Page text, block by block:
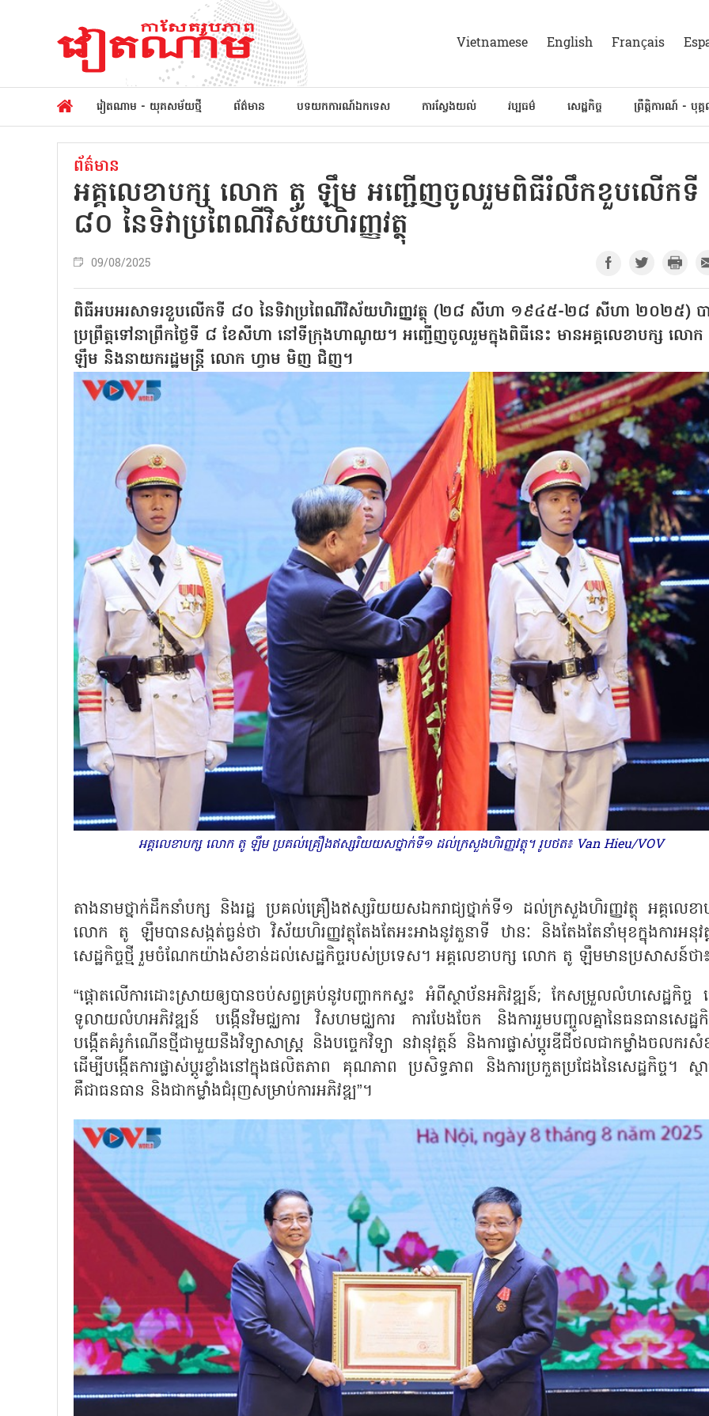
Vietnamese English Français
វៀតណាម - យុគសម័យថ្មី ព័ត៌មាន បទយកការណ៍ឯកទេស ការស្វែងយល់ វប្បធម៌ សេដ្ឋកិច្ច ព្រឹត្តិការណ៍ - បុគ្
ព័ត៌មាន
អគ្គលេខាបក្ស លោក តូ ឡឹម អញ្ជើញចូលរួមពិធីរំលឹកខួបលើកទី
៨០ នៃទិវាប្រពៃណីវិស័យហិរញ្ញវត្ថុ
09/08/2025
ពិធីអបអរសាទរខួបលើកទី ៨០ នៃទិវាប្រពៃណីវិស័យហិរញ្ញវត្ថុ (២៨ សីហា ១៩៤៥-២៨ សីហា ២០២៥) ប
ប្រព្រឹត្តទៅនាព្រឹកថ្ងៃទី ៨ ខែសីហា នៅទីក្រុងហាណូយ។ អញ្ជើញចូលរួមក្នុងពិធីនេះ មានអគ្គលេខាបក្ស លោ
ឡឹម និងនាយករដ្ឋមន្ត្រី លោក ហ្វាម មិញ ជិញ។
អគ្គលេខាបក្ស លោក តូ ឡឹម ប្រគល់គ្រឿងឥស្សរិយយសថ្នាក់ទី១ ដល់ក្រសួងហិរញ្ញវត្ថុ។ រូបថត៖ Van Hieu/VOV
តាងនាមថ្នាក់ដឹកនាំបក្ស និងរដ្ឋ ប្រគល់គ្រឿងឥស្សរិយយសឯករាជ្យថ្នាក់ទី១ ដល់ក្រសួងហិរញ្ញវត្ថុ អគ្គលេខា
លោក តូ ឡឹមបានសង្កត់ធ្ងន់ថា វិស័យហិរញ្ញវត្ថុតែងតែអះអាងនូវតួនាទី ឋានៈ និងតែងតែនាំមុខក្នុងការអនុវត្
សេដ្ឋកិច្ចថ្មី រួមចំណែកយ៉ាងសំខាន់ដល់សេដ្ឋកិច្ចរបស់ប្រទេស។ អគ្គលេខាបក្ស លោក តូ ឡឹមមានប្រសាសន៍ថា
“ផ្តោតលើការដោះស្រាយឲ្យបានចប់សព្វគ្រប់នូវបញ្ហាកកស្ទះ អំពីស្ថាប័នអភិវឌ្ឍន៍; កែសម្រួលលំហសេដ្ឋកិច្ច
ទូលាយលំហអភិវឌ្ឍន៍ បង្កើនវិមជ្ឈការ វិសហមជ្ឈការ ការបែងចែក និងការរួមបញ្ចូលគ្នានៃធនធានសេដ្ឋកិ
បង្កើតគំរូកំណើនថ្មីជាមួយនឹងវិទ្យាសាស្ត្រ និងបច្ចេកវិទ្យា នវានុវត្តន៍ និងការផ្លាស់ប្តូរឌីជីថលជាកម្លាំងចលករសំ
ដើម្បីបង្កើតការផ្លាស់ប្តូរខ្លាំងនៅក្នុងផលិតភាព គុណភាព ប្រសិទ្ធភាព និងការប្រកួតប្រជែងនៃសេដ្ឋកិច្ច។ ស្ថ
គឺជាធនធាន និងជាកម្លាំងជំរុញសម្រាប់ការអភិវឌ្ឍ”។